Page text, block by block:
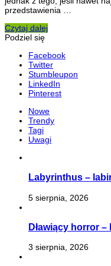
przedstawienia …
Czytaj dalej
Podziel się
Facebook
Twitter
Stumbleupon
LinkedIn
Pinterest
Nowe
Trendy
Tagi
Uwagi
Labyrinthus –
5 sierpnia, 2026
Dławiący horror
3 sierpnia, 2026